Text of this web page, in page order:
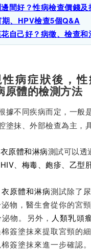
間好？性病檢查價錢及
、HPV檢查5個Q&A
自己好？病徵、檢查和
病症狀後，
原體的檢測方法
據不同疾病而定，一般
塗抹、外部檢查為主，
衣原體和淋病測試可以透
HIV、梅毒、皰疹、乙型
衣原體和淋病測試除了
物，醫生會從你的宮
物。另外， 人類乳頭
簽塗抹來提取宮頸的
簽塗抹來進一步確認